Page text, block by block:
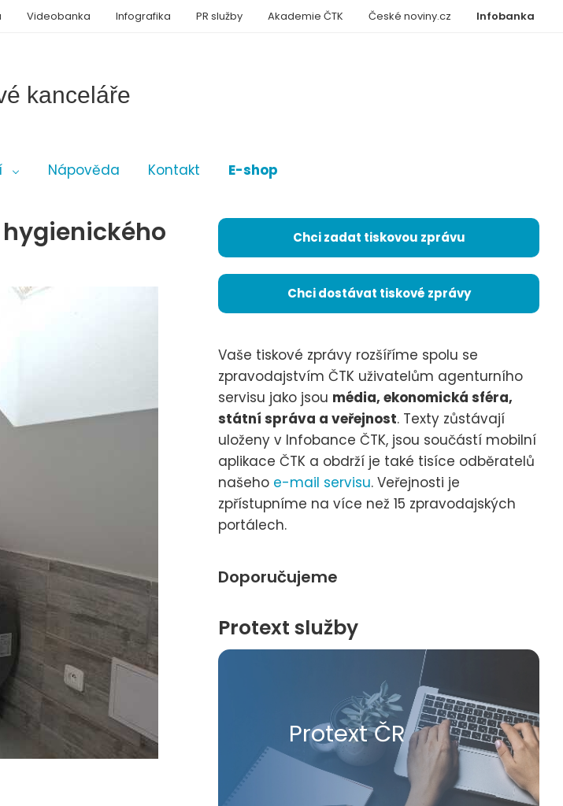
kanceláře
Nápověda Kontakt E-shop
Infobanka
Videobanka Infografika PR služby Akademie ČTK České noviny.cz
Chci zadat tiskovou zprávu
Chci dostávat tiskové zprávy
Vaše tiskové zprávy rozšíříme spolu se
zpravodajstvím ČTK uživatelům agenturního
servisu jako jsou média, ekonomická sféra,
státní správa a veřejnost. Texty zůstávají
uloženy v Infobance ČTK, jsou součástí mobilní
aplikace ČTK a obdrží je také tisíce odběratelů
našeho e-mail servisu. Veřejnosti je
zpřístupníme na více než 15 zpravodajských
portálech.
Doporučujeme
Protext služby
Protext ČR